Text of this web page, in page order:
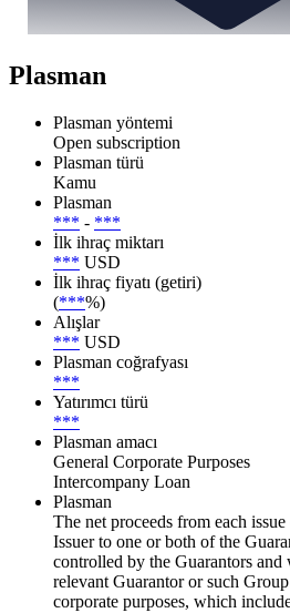
Plasman
Plasman yöntemi
Open subscription
Plasman türü
Kamu
Plasman
*** - ***
İlk ihraç miktarı
*** USD
İlk ihraç fiyatı (getiri)
(***%)
Alışlar
*** USD
Plasman coğrafyası
***
Yatırımcı türü
***
Plasman amacı
General Corporate Purposes
Intercompany Loan
Plasman
The net proceeds from each
Issuer to one or both of the
controlled by the Guarantors
relevant Guarantor or such
corporate purposes, which